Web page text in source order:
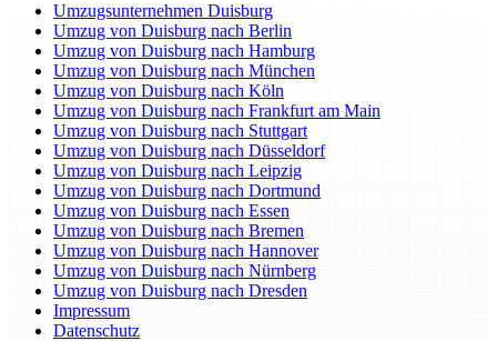
Umzugsunternehmen Duisburg
Umzug von Duisburg nach Berlin
Umzug von Duisburg nach Hamburg
Umzug von Duisburg nach München
Umzug von Duisburg nach Köln
Umzug von Duisburg nach Frankfurt am Main
Umzug von Duisburg nach Stuttgart
Umzug von Duisburg nach Düsseldorf
Umzug von Duisburg nach Leipzig
Umzug von Duisburg nach Dortmund
Umzug von Duisburg nach Essen
Umzug von Duisburg nach Bremen
Umzug von Duisburg nach Hannover
Umzug von Duisburg nach Nürnberg
Umzug von Duisburg nach Dresden
Impressum
Datenschutz